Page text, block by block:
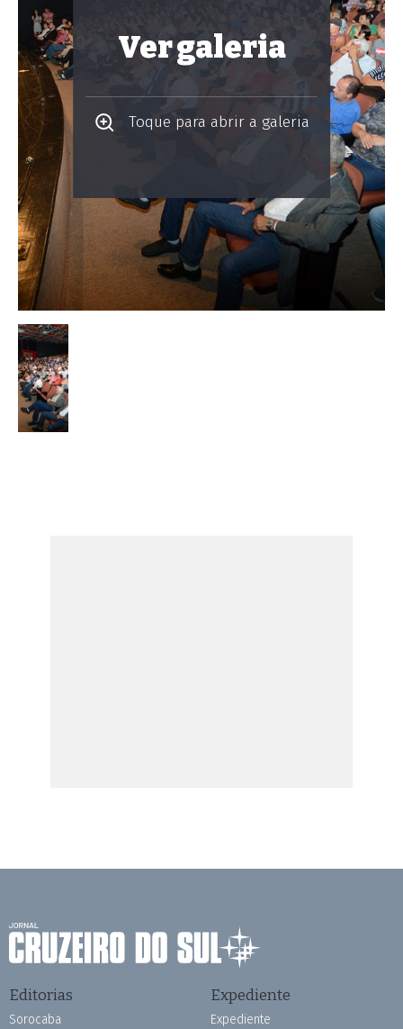
Ver galeria
Toque para abrir a galeria
Editorias
Sorocaba
Expediente
Expediente